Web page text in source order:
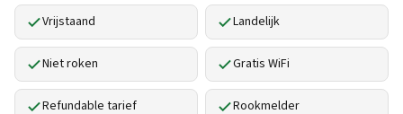
Vrijstaand Landelijk
Niet roken Gratis WiFi
Refundable tarief Rookmelder